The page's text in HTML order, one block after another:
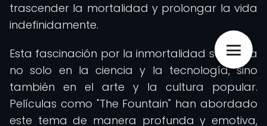
trascender la mortalidad y prolongar la vida
indefinidamente.
Esta fascinación por la inmortalidad se refleja
no solo en la ciencia y la tecnología, sino
también en el arte y la cultura popular.
Películas como "The Fountain" han abordado
este tema de manera profunda y emotiva,